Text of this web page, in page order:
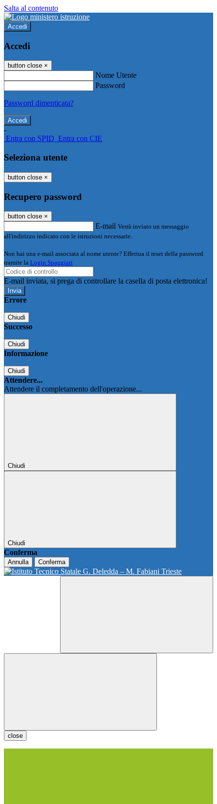
Salta al contenuto
Accedi
Accedi
button close ×
Nome Utente
Password
Password dimenticata?
-
Entra con SPID Entra con CIE
Seleziona utente
button close ×
Recupero password
button close ×
E-mail Verrà inviato un messaggio
all'indirizzo indicato con le istruzioni necessarie.
Non hai una e-mail associata al nome utente? Effettua il reset della password
tramite la Login Spaggiari
E-mail inviata, si prega di controllare la casella di posta elettronica!
Errore
Chiudi
Successo
Chiudi
Informazione
Chiudi
Attendere...
Attendere il completamento dell'operazione...
Chiudi
Chiudi
Conferma
Annulla Conferma
close